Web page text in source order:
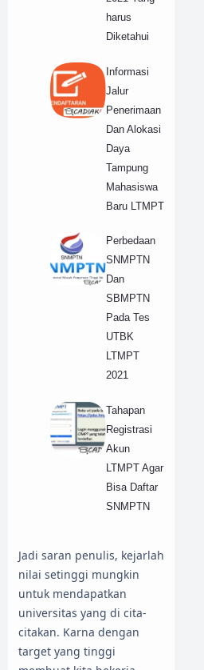
harus
Diketahui
Informasi
Jalur
Penerimaan
Dan Alokasi
Daya
Tampung
Mahasiswa
Baru LTMPT
Perbedaan
SNMPTN
Dan
SBMPTN
Pada Tes
UTBK
LTMPT
2021
Tahapan
Registrasi
Akun
LTMPT Agar
Bisa Daftar
SNMPTN
Jadi saran penulis, kejarlah
nilai setinggi mungkin
untuk mendapatkan
universitas yang di cita-
citakan. Karna dengan
target yang tinggi